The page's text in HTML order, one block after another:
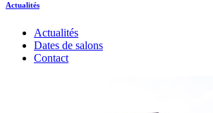
Actualités
Actualités
Dates de salons
Contact